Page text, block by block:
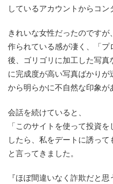
しているアカウントからコン
きれいな女性だったのです
作られている感が凄く、「
後、ゴリゴリに加工した写
に完成度が高い写真ばかり
から明らかに不自然な印象が
会話を続けていると、
「このサイトを使って投資
したら、私をデートに誘って
と言ってきました。
『ほぼ間違いなく詐欺だと